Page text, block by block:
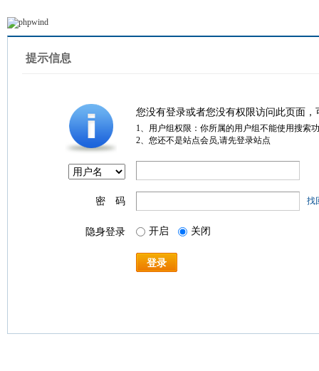
提示信息
您没有登录或者您没有权限访问此页面
1、用户组权限：你所属的用户组不能使用搜索
2、您还不是站点会员,请先登录站点
密 码 找
隐身登录 开启 关闭
登录